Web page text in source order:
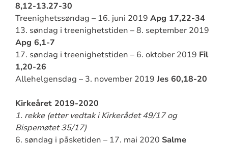
8,12-13.27-30
Treenighetssøndag – 16. juni 2019 Apg 17,22-34
13. søndag i treenighetstiden – 8. september 2019
Apg 6,1-7
17. søndag i treenighetstiden – 6. oktober 2019 Fil
1,20-26
Allehelgensdag – 3. november 2019 Jes 60,18-20
Kirkeåret 2019-2020
1. rekke (etter vedtak i Kirkerådet 49/17 og
Bispemøtet 35/17)
6. søndag i påsketiden – 17. mai 2020 Salme